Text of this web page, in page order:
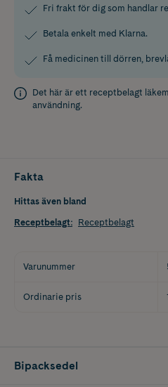
Fri frakt för dig som handlar
Betala enkelt med Klarna.
Få medicinen till dörren,
Det här är ett receptbelagt
användning.
Fakta
Hittas även bland
Receptbelagt: Receptbelagt
Varunummer
Ordinarie pris
Bipacksedel